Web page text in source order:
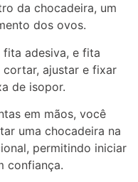
da chocadeira, um
dos ovos.
fita adesiva, e fita
cortar, ajustar e fixar
de isopor.
em mãos, você
uma chocadeira na
permitindo iniciar
confiança.